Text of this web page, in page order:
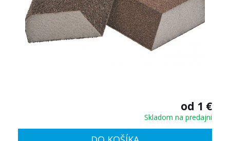
od 1 €
Skladom na predajni